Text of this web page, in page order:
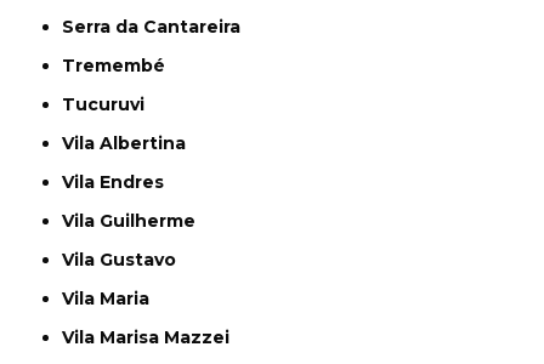
Serra da Cantareira
Tremembé
Tucuruvi
Vila Albertina
Vila Endres
Vila Guilherme
Vila Gustavo
Vila Maria
Vila Marisa Mazzei